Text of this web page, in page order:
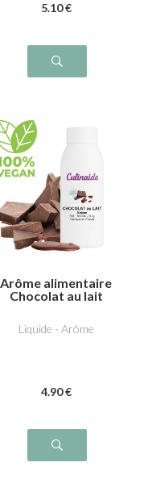
5.10 €
Arôme alimentaire
Chocolat au lait
Liquide - Arôme
4.90 €